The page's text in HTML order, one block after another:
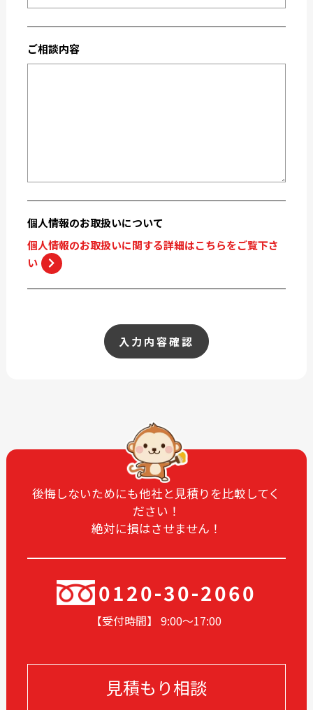
2020-03
2019-12
2019-02
ご相談内容
個人情報のお取扱いについて
個人情報のお取扱いに関する詳細はこちらをご覧下さ
い
入力内容確認
後悔しないためにも他社と見積りを比較してく
ださい！
絶対に損はさせません！
0120-30-2060
【受付時間】 9:00〜17:00
見積もり相談